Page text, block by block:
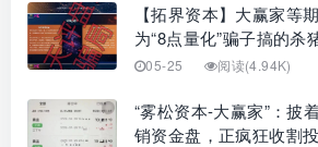
【拓界资本】大赢家等
为“8点量化”骗子搞的杀
05-25 阅读(4.94K)
“雾松资本-大赢家”：披
销资金盘，正疯狂收割